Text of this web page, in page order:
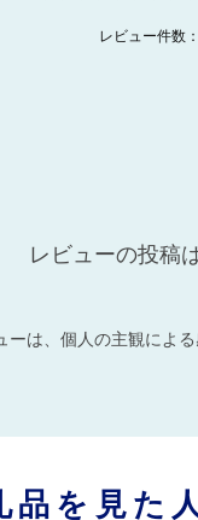
レビュー件数：
レビューの投稿
ーは、個人の主観による
品を見た